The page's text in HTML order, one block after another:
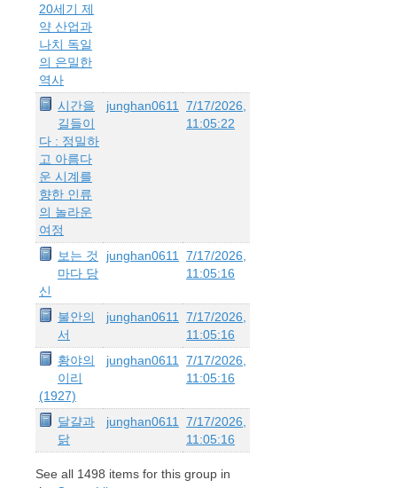
20세기 제
약 산업과
나치 독일
의 은밀한
역사
시간을
길들이
다 : 정밀하
고 아름다
운 시계를
향한 인류
의 놀라운
여정
junghan0611
7/17/2026,
11:05:22
보는 것
마다 당
신
junghan0611
7/17/2026,
11:05:16
불안의
서
junghan0611
7/17/2026,
11:05:16
황야의
이리
(1927)
junghan0611
7/17/2026,
11:05:16
달걀과
닭
junghan0611
7/17/2026,
11:05:16
See all 1498 items for this group in